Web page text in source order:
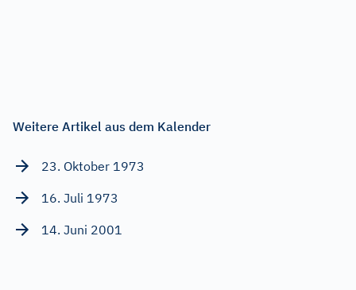
Weitere Artikel aus dem Kalender
23. Oktober 1973
16. Juli 1973
14. Juni 2001